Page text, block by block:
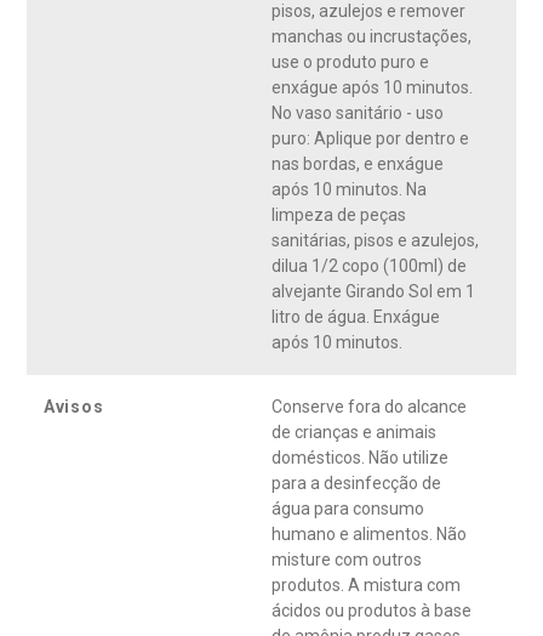
pisos, azulejos e remover
manchas ou incrustações,
use o produto puro e
enxágue após 10 minutos.
No vaso sanitário - uso
puro: Aplique por dentro e
nas bordas, e enxágue
após 10 minutos. Na
limpeza de peças
sanitárias, pisos e azulejos,
dilua 1/2 copo (100ml) de
alvejante Girando Sol em 1
litro de água. Enxágue
após 10 minutos.
Avisos
Conserve fora do alcance
de crianças e animais
domésticos. Não utilize
para a desinfecção de
água para consumo
humano e alimentos. Não
misture com outros
produtos. A mistura com
ácidos ou produtos à base